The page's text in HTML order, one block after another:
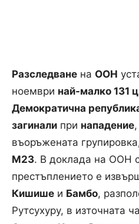
Разследване на ООН
ноември най-малко 131
Демократична
загинали при нападение
въоръжената
М23. В доклада на ООН
престъплението е
Кишише и Бамбо,
Рутсухуру, в източната